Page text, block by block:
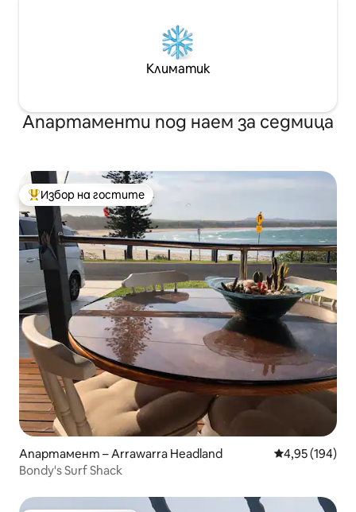
Климатик
Апартаменти под наем за седмица
Най-популярен избор на гостите
Избор на гостите
Апартамент – Arrawarra Headland Средна
4,95 (194)
Bondy's Surf Shack